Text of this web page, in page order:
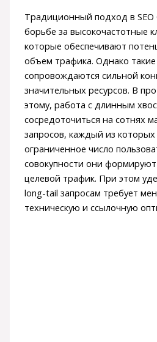
Традиционный подход в SEO
борьбе за высокочастотные
которые обеспечивают
объем трафика. Однако
сопровождаются сильной
значительных ресурсов. В
этому, работа с длинным
сосредоточиться на сотнях
запросов, каждый из
ограниченное число
совокупности они
целевой трафик. При этом
long-tail запросам требует
техническую и ссылочную